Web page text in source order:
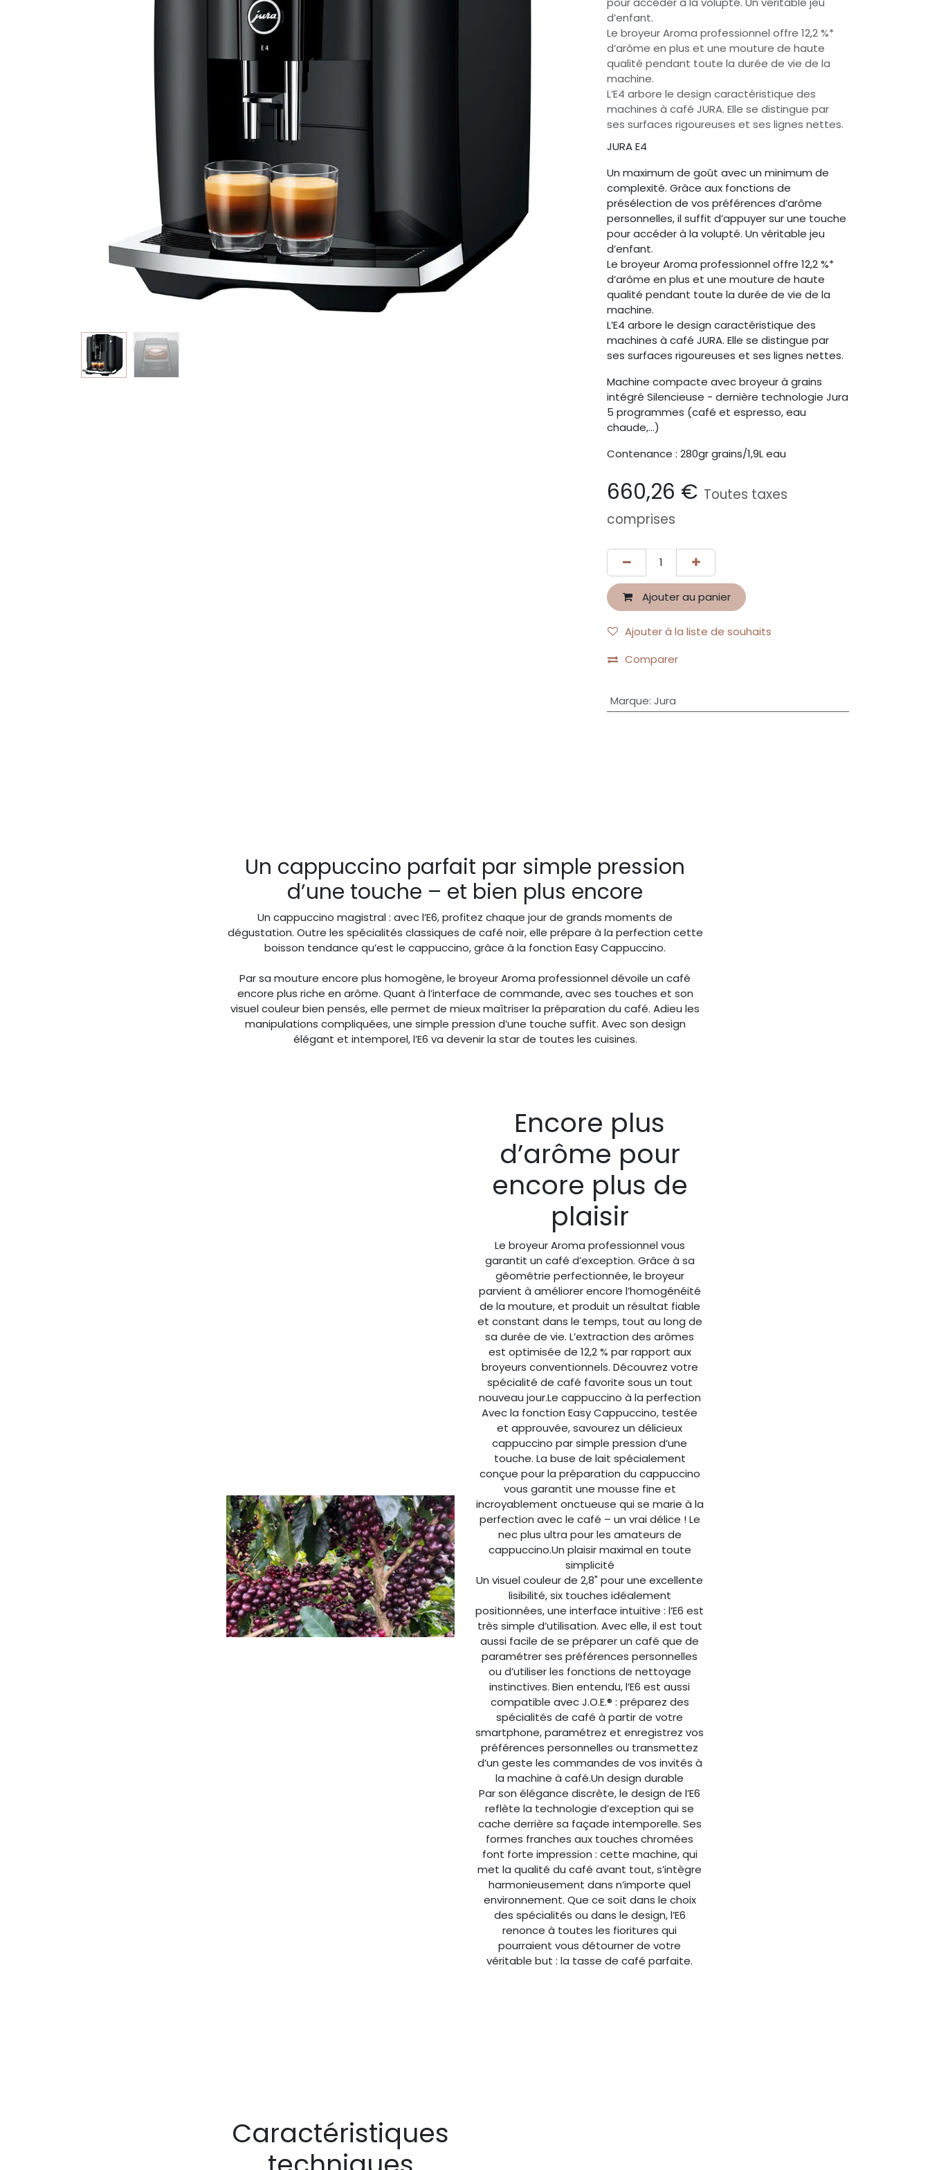
d’enfant.
Le broyeur Aroma professionnel offre 12,2 %*
d’arôme en plus et une mouture de haute
qualité pendant toute la durée de vie de la
machine.
L’E4 arbore le design caractéristique des
machines à café JURA. Elle se distingue par
ses surfaces rigoureuses et ses lignes nettes.
JURA E4
Un maximum de goût avec un minimum de
complexité. Grâce aux fonctions de
présélection de vos préférences d’arôme
personnelles, il suffit d’appuyer sur une touche
pour accéder à la volupté. Un véritable jeu
d’enfant.
Le broyeur Aroma professionnel offre 12,2 %*
d’arôme en plus et une mouture de haute
qualité pendant toute la durée de vie de la
machine.
L’E4 arbore le design caractéristique des
machines à café JURA. Elle se distingue par
ses surfaces rigoureuses et ses lignes nettes.
Machine compacte avec broyeur à grains
intégré Silencieuse - dernière technologie Jura
5 programmes (café et espresso, eau
chaude,...)
Contenance : 280gr grains/1,9L eau
660,26 € Toutes taxes
comprises
Ajouter au panier
Ajouter à la liste de souhaits
Comparer
Marque: Jura
Un cappuccino parfait par simple pression
d’une touche – et bien plus encore
Un cappuccino magistral : avec l’E6, profitez chaque jour de grands moments de
dégustation. Outre les spécialités classiques de café noir, elle prépare à la perfection cette
boisson tendance qu’est le cappuccino, grâce à la fonction Easy Cappuccino.
Par sa mouture encore plus homogène, le broyeur Aroma professionnel dévoile un café
encore plus riche en arôme. Quant à l’interface de commande, avec ses touches et son
visuel couleur bien pensés, elle permet de mieux maîtriser la préparation du café. Adieu les
manipulations compliquées, une simple pression d’une touche suffit. Avec son design
élégant et intemporel, l’E6 va devenir la star de toutes les cuisines.
Encore plus
d’arôme pour
encore plus de
plaisir
Le broyeur Aroma professionnel vous
garantit un café d’exception. Grâce à sa
géométrie perfectionnée, le broyeur
parvient à améliorer encore l’homogénéité
de la mouture, et produit un résultat fiable
et constant dans le temps, tout au long de
sa durée de vie. L’extraction des arômes
est optimisée de 12,2 % par rapport aux
broyeurs conventionnels. Découvrez votre
spécialité de café favorite sous un tout
nouveau jour.Le cappuccino à la perfection
Avec la fonction Easy Cappuccino, testée
et approuvée, savourez un délicieux
cappuccino par simple pression d’une
touche. La buse de lait spécialement
conçue pour la préparation du cappuccino
vous garantit une mousse fine et
incroyablement onctueuse qui se marie à la
perfection avec le café – un vrai délice ! Le
nec plus ultra pour les amateurs de
cappuccino.Un plaisir maximal en toute
simplicité
Un visuel couleur de 2,8" pour une excellente
lisibilité, six touches idéalement
positionnées, une interface intuitive : l’E6 est
très simple d’utilisation. Avec elle, il est tout
aussi facile de se préparer un café que de
paramétrer ses préférences personnelles
ou d’utiliser les fonctions de nettoyage
instinctives. Bien entendu, l’E6 est aussi
compatible avec J.O.E.® : préparez des
spécialités de café à partir de votre
smartphone, paramétrez et enregistrez vos
préférences personnelles ou transmettez
d’un geste les commandes de vos invités à
la machine à café.Un design durable
Par son élégance discrète, le design de l’E6
reflète la technologie d’exception qui se
cache derrière sa façade intemporelle. Ses
formes franches aux touches chromées
font forte impression : cette machine, qui
met la qualité du café avant tout, s’intègre
harmonieusement dans n’importe quel
environnement. Que ce soit dans le choix
des spécialités ou dans le design, l’E6
renonce à toutes les fioritures qui
pourraient vous détourner de votre
véritable but : la tasse de café parfaite.
Caractéristiques